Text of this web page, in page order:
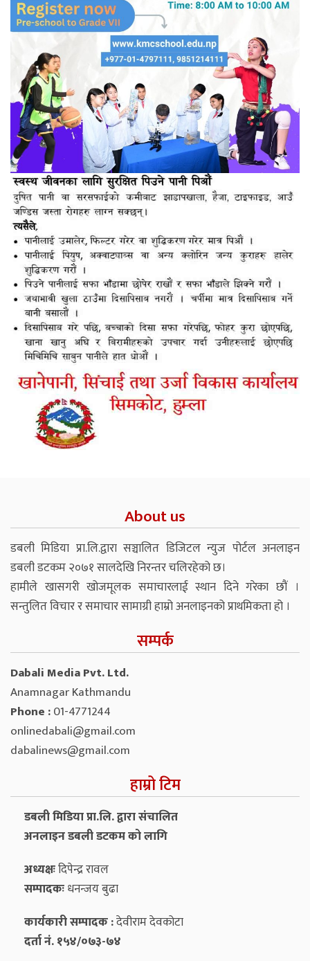
About us
डबली मिडिया प्रा.लि.द्वारा सञ्चालित डिजिटल न्युज पोर्टल अनलाइन
डबली डटकम २०७१ सालदेखि निरन्तर चलिरहेको छ।
हामीले खासगरी खोजमूलक समाचारलाई स्थान दिने गरेका छौं ।
सन्तुलित विचार र समाचार सामाग्री हाम्रो अनलाइनको प्राथमिकता हो ।
सम्पर्क
Dabali Media Pvt. Ltd.
Anamnagar Kathmandu
Phone :01-4771244
onlinedabali@gmail.com
dabalinews@gmail.com
हाम्रो टिम
डबली मिडिया प्रा.लि. द्वारा संचालित
अनलाइन डबली डटकम को लागि
अध्यक्षःदिपेन्द्र रावल
सम्पादकःधनन्‍जय बुढा
कार्यकारी सम्पादक :देवीराम देवकोटा
दर्ता नं. १५४/०७३-७४